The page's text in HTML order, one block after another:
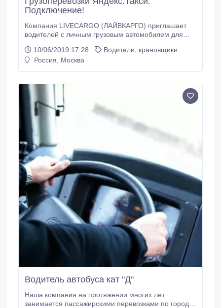
Подключение!
Компания LIVECARGO (ЛАЙВКАРГО) приглашает
водителей с личным грузовым автомобилем для
Яндекс.Такси и работы с собственными заказами
компании. МЫ ПРЕДЛАГАЕМ - Свободный график
документов.
10/06/2019 17:28
Водители, крановщики
Россия, Москва
Водитель автобуса кат "Д"
Наша компания на протяжении многих лет
занимается пассажирскими перевозками по городу